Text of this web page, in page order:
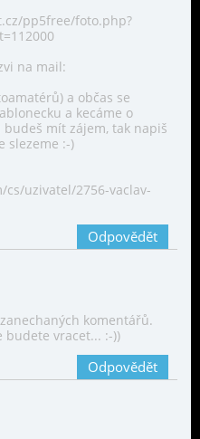
pp5free/foto.php?
na mail:
a občas se
a kecáme o
mít zájem, tak napiš
slezeme :-)
uzivatel/2756-vaclav-
Odpovědět
komentářů.
budete vracet... :-))
Odpovědět